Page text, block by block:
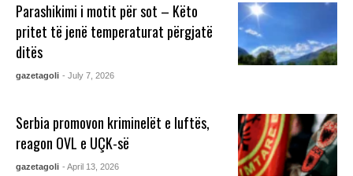
Parashikimi i motit për sot – Këto
pritet të jenë temperaturat përgjatë
ditës
gazetagoli - July 7, 2026
Serbia promovon kriminelët e luftës,
reagon OVL e UÇK-së
gazetagoli - April 13, 2026